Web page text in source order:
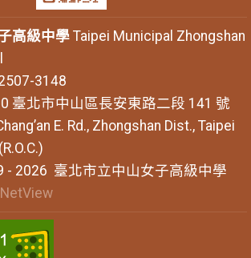
高級中學Taipei Municipal Zhongshan
3148
臺北市中山區長安東路二段 141 號
E. Rd., Zhongshan Dist., Taipei
- 2026 臺北市立中山女子高級中學
NetView